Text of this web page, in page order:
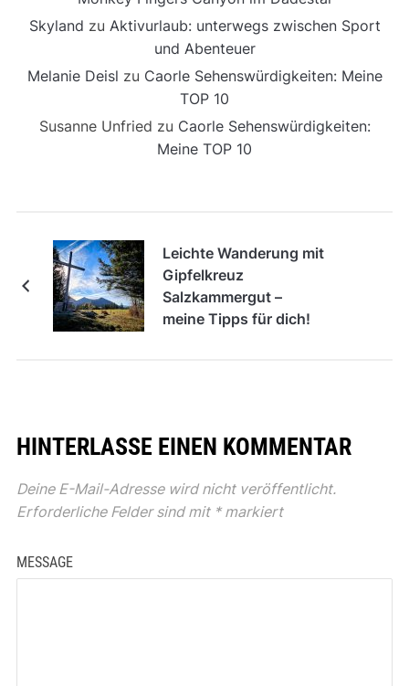
Skyland zu Aktivurlaub: unterwegs zwischen Sport
und Abenteuer
Melanie Deisl zu Caorle Sehenswürdigkeiten: Meine
TOP 10
Susanne Unfried zu Caorle Sehenswürdigkeiten:
Meine TOP 10
Leichte Wanderung mit
Gipfelkreuz
Salzkammergut –
meine Tipps für dich!
HINTERLASSE EINEN KOMMENTAR
Deine E-Mail-Adresse wird nicht veröffentlicht.
Erforderliche Felder sind mit *markiert
MESSAGE